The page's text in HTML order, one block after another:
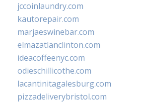
jccoinlaundry.com
kautorepair.com
marjaeswinebar.com
elmazatlanclinton.com
ideacoffeenyc.com
odieschillicothe.com
lacantinitagalesburg.com
pizzadeliverybristol.com